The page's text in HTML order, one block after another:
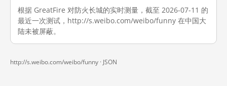
根据 GreatFire 对防火长城的实时测量，截至 2026-07-11 的
最近一次测试，http://s.weibo.com/weibo/funny 在中国大
陆未被屏蔽。
http://s.weibo.com/weibo/funny · JSON